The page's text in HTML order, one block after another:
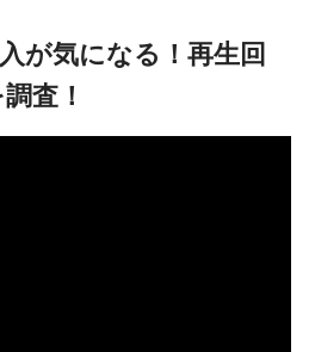
が気になる！再生回
査！